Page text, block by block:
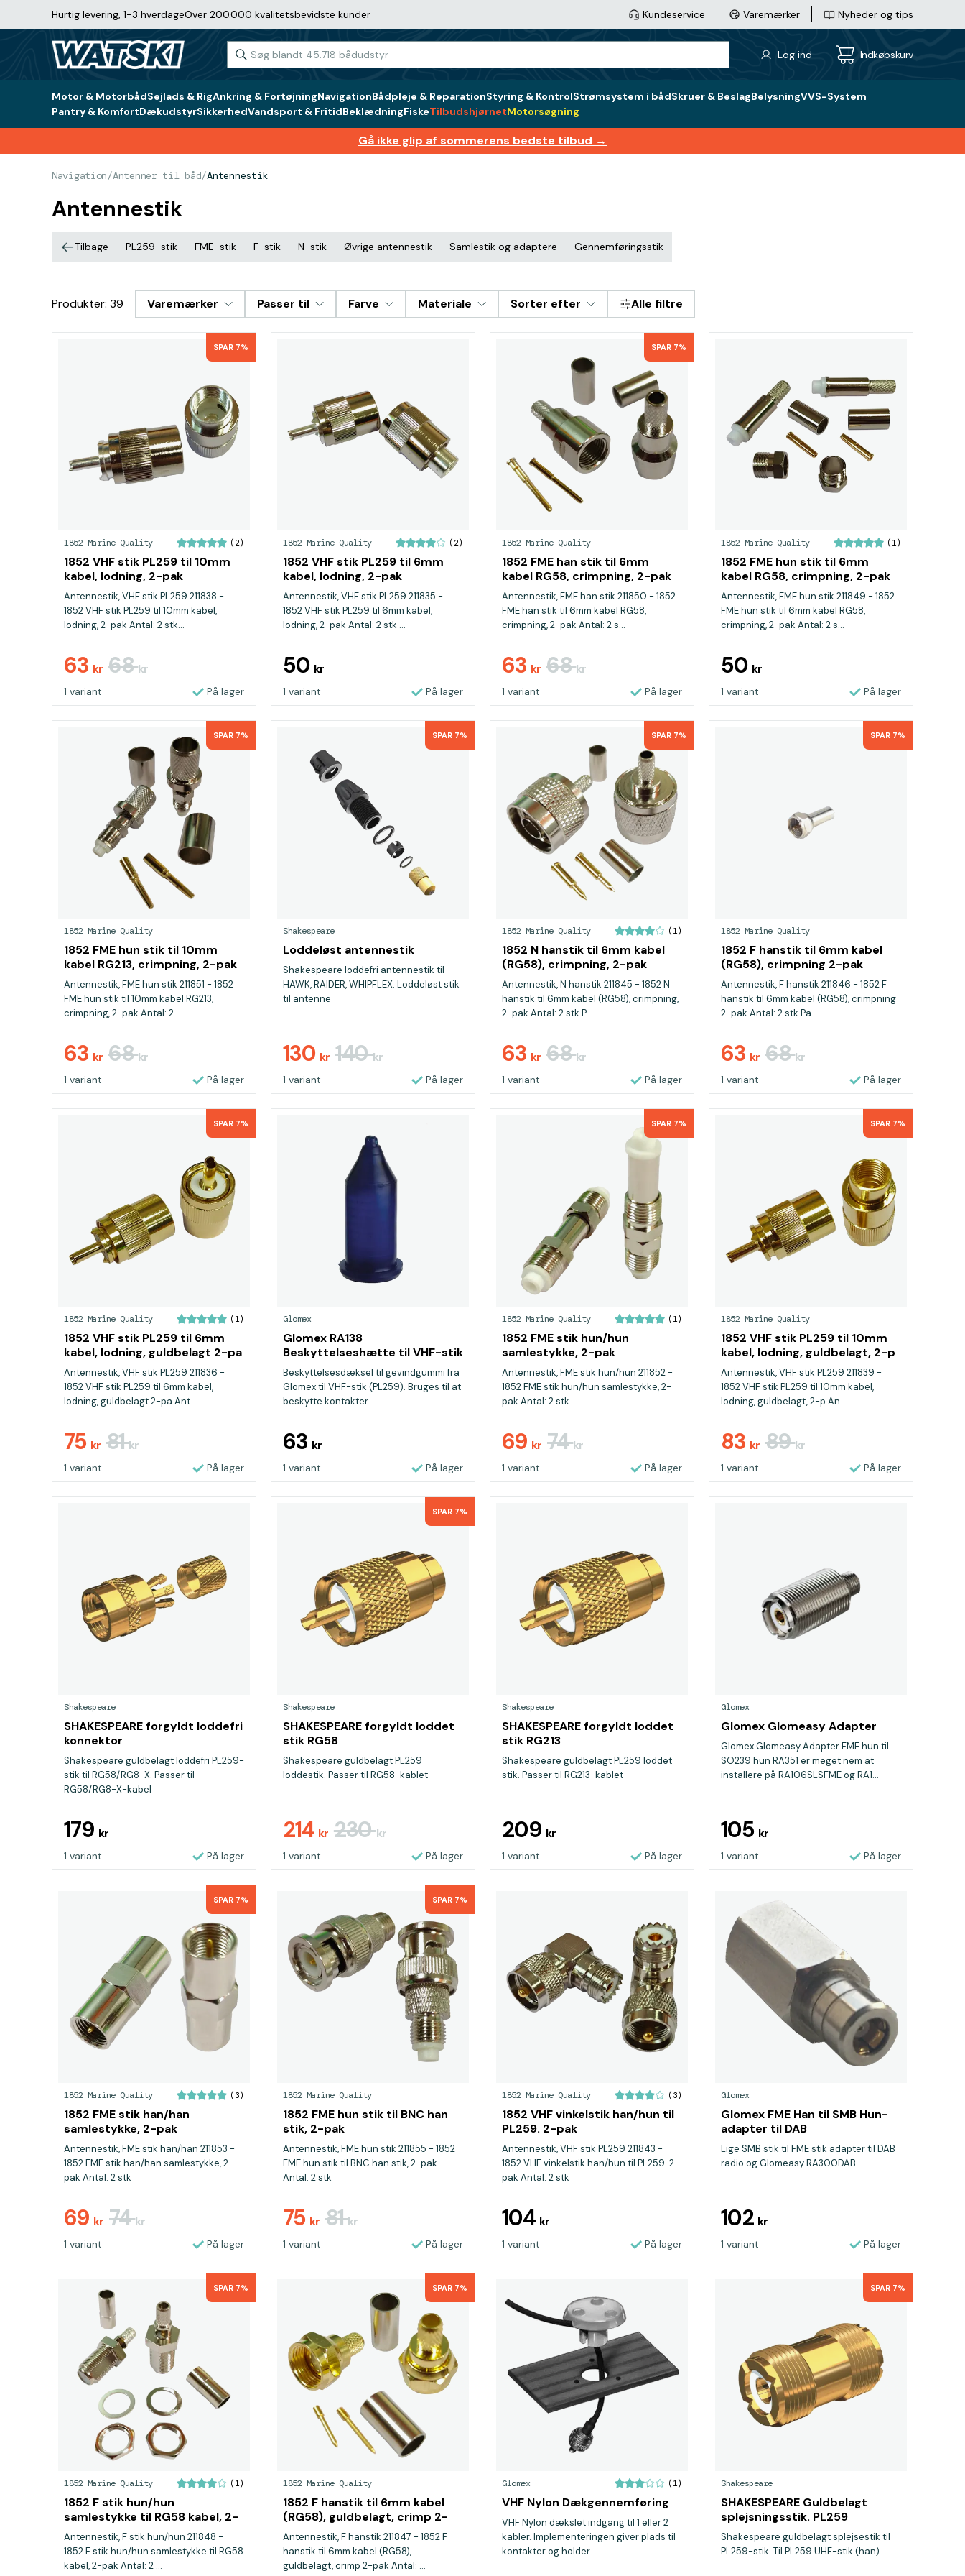
Hurtig levering, 1-3 hverdageOver 200.000 kvalitetsbevidste kunder Kundeservice Varemærker Nyheder og tips
Log ind Indkøbskurv
Motor & MotorbådSejlads & RigAnkring & FortøjningNavigationBådpleje & ReparationStyring & KontrolStrømsystem i bådSkruer & BeslagBelysningVVS-System
Pantry & KomfortDækudstyrSikkerhedVandsport & FritidBeklædningFiskeTilbudshjørnetMotorsøgning
Gå ikke glip af sommerens bedste tilbud →
Navigation/Antenner til båd/Antennestik
Antennestik
Tilbage PL259-stik FME-stik F-stik N-stik Øvrige antennestik Samlestik og adaptere Gennemføringsstik
Produkter: 39 Varemærker Passer til Farve Materiale Sorter efter Alle filtre
SPAR 7%
1852 Marine Quality (2)
1852 VHF stik PL259 til 10mm
kabel, lodning, 2-pak
Antennestik, VHF stik PL259 211838 -
1852 VHF stik PL259 til 10mm kabel,
lodning, 2-pak Antal: 2 stk...
63 kr 68kr
1 variant På lager
1852 Marine Quality (2)
1852 VHF stik PL259 til 6mm
kabel, lodning, 2-pak
Antennestik, VHF stik PL259 211835 -
1852 VHF stik PL259 til 6mm kabel,
lodning, 2-pak Antal: 2 stk ...
50 kr
1 variant På lager
SPAR 7%
1852 Marine Quality
1852 FME han stik til 6mm
kabel RG58, crimpning, 2-pak
Antennestik, FME han stik 211850 - 1852
FME han stik til 6mm kabel RG58,
crimpning, 2-pak Antal: 2 s...
63 kr 68kr
1 variant På lager
1852 Marine Quality (1)
1852 FME hun stik til 6mm
kabel RG58, crimpning, 2-pak
Antennestik, FME hun stik 211849 - 1852
FME hun stik til 6mm kabel RG58,
crimpning, 2-pak Antal: 2 s...
50 kr
1 variant På lager
SPAR 7%
1852 Marine Quality
1852 FME hun stik til 10mm
kabel RG213, crimpning, 2-pak
Antennestik, FME hun stik 211851 - 1852
FME hun stik til 10mm kabel RG213,
crimpning, 2-pak Antal: 2...
63 kr 68kr
1 variant På lager
SPAR 7%
Shakespeare
Loddeløst antennestik
Shakespeare loddefri antennestik til
HAWK, RAIDER, WHIPFLEX. Loddeløst stik
til antenne
130 kr 140kr
1 variant På lager
SPAR 7%
1852 Marine Quality (1)
1852 N hanstik til 6mm kabel
(RG58), crimpning, 2-pak
Antennestik, N hanstik 211845 - 1852 N
hanstik til 6mm kabel (RG58), crimpning,
2-pak Antal: 2 stk P...
63 kr 68kr
1 variant På lager
SPAR 7%
1852 Marine Quality
1852 F hanstik til 6mm kabel
(RG58), crimpning 2-pak
Antennestik, F hanstik 211846 - 1852 F
hanstik til 6mm kabel (RG58), crimpning
2-pak Antal: 2 stk Pa...
63 kr 68kr
1 variant På lager
SPAR 7%
1852 Marine Quality (1)
1852 VHF stik PL259 til 6mm
kabel, lodning, guldbelagt 2-pa
Antennestik, VHF stik PL259 211836 -
1852 VHF stik PL259 til 6mm kabel,
lodning, guldbelagt 2-pa Ant...
75 kr 81kr
1 variant På lager
Glomex
Glomex RA138
Beskyttelseshætte til VHF-stik
Beskyttelsesdæksel til gevindgummi fra
Glomex til VHF-stik (PL259). Bruges til at
beskytte kontakter...
63 kr
1 variant På lager
SPAR 7%
1852 Marine Quality (1)
1852 FME stik hun/hun
samlestykke, 2-pak
Antennestik, FME stik hun/hun 211852 -
1852 FME stik hun/hun samlestykke, 2-
pak Antal: 2 stk
69 kr 74kr
1 variant På lager
SPAR 7%
1852 Marine Quality
1852 VHF stik PL259 til 10mm
kabel, lodning, guldbelagt, 2-p
Antennestik, VHF stik PL259 211839 -
1852 VHF stik PL259 til 10mm kabel,
lodning, guldbelagt, 2-p An...
83 kr 89kr
1 variant På lager
Shakespeare
SHAKESPEARE forgyldt loddefri
konnektor
Shakespeare guldbelagt loddefri PL259-
stik til RG58/RG8-X. Passer til
RG58/RG8-X-kabel
179 kr
1 variant På lager
SPAR 7%
Shakespeare
SHAKESPEARE forgyldt loddet
stik RG58
Shakespeare guldbelagt PL259
loddestik. Passer til RG58-kablet
214 kr 230kr
1 variant På lager
Shakespeare
SHAKESPEARE forgyldt loddet
stik RG213
Shakespeare guldbelagt PL259 loddet
stik. Passer til RG213-kablet
209 kr
1 variant På lager
Glomex
Glomex Glomeasy Adapter
Glomex Glomeasy Adapter FME hun til
SO239 hun RA351 er meget nem at
installere på RA106SLSFME og RA1...
105 kr
1 variant På lager
SPAR 7%
1852 Marine Quality (3)
1852 FME stik han/han
samlestykke, 2-pak
Antennestik, FME stik han/han 211853 -
1852 FME stik han/han samlestykke, 2-
pak Antal: 2 stk
69 kr 74kr
1 variant På lager
SPAR 7%
1852 Marine Quality
1852 FME hun stik til BNC han
stik, 2-pak
Antennestik, FME hun stik 211855 - 1852
FME hun stik til BNC han stik, 2-pak
Antal: 2 stk
75 kr 81kr
1 variant På lager
1852 Marine Quality (3)
1852 VHF vinkelstik han/hun til
PL259. 2-pak
Antennestik, VHF stik PL259 211843 -
1852 VHF vinkelstik han/hun til PL259. 2-
pak Antal: 2 stk
104 kr
1 variant På lager
Glomex
Glomex FME Han til SMB Hun-
adapter til DAB
Lige SMB stik til FME stik adapter til DAB
radio og Glomeasy RA300DAB.
102 kr
1 variant På lager
SPAR 7%
1852 Marine Quality (1)
1852 F stik hun/hun
samlestykke til RG58 kabel, 2-
pak
Antennestik, F stik hun/hun 211848 -
1852 F stik hun/hun samlestykke til RG58
kabel, 2-pak Antal: 2 ...
SPAR 7%
1852 Marine Quality
1852 F hanstik til 6mm kabel
(RG58), guldbelagt, crimp 2-
pak
Antennestik, F hanstik 211847 - 1852 F
hanstik til 6mm kabel (RG58),
guldbelagt, crimp 2-pak Antal: ...
Glomex (1)
VHF Nylon Dækgennemføring
VHF Nylon dækslet indgang til 1 eller 2
kabler. Implementeringen giver plads til
kontakter og holder...
SPAR 7%
Shakespeare
SHAKESPEARE Guldbelagt
splejsningsstik. PL259
Shakespeare guldbelagt splejsestik til
PL259-stik. Til PL259 UHF-stik (han)